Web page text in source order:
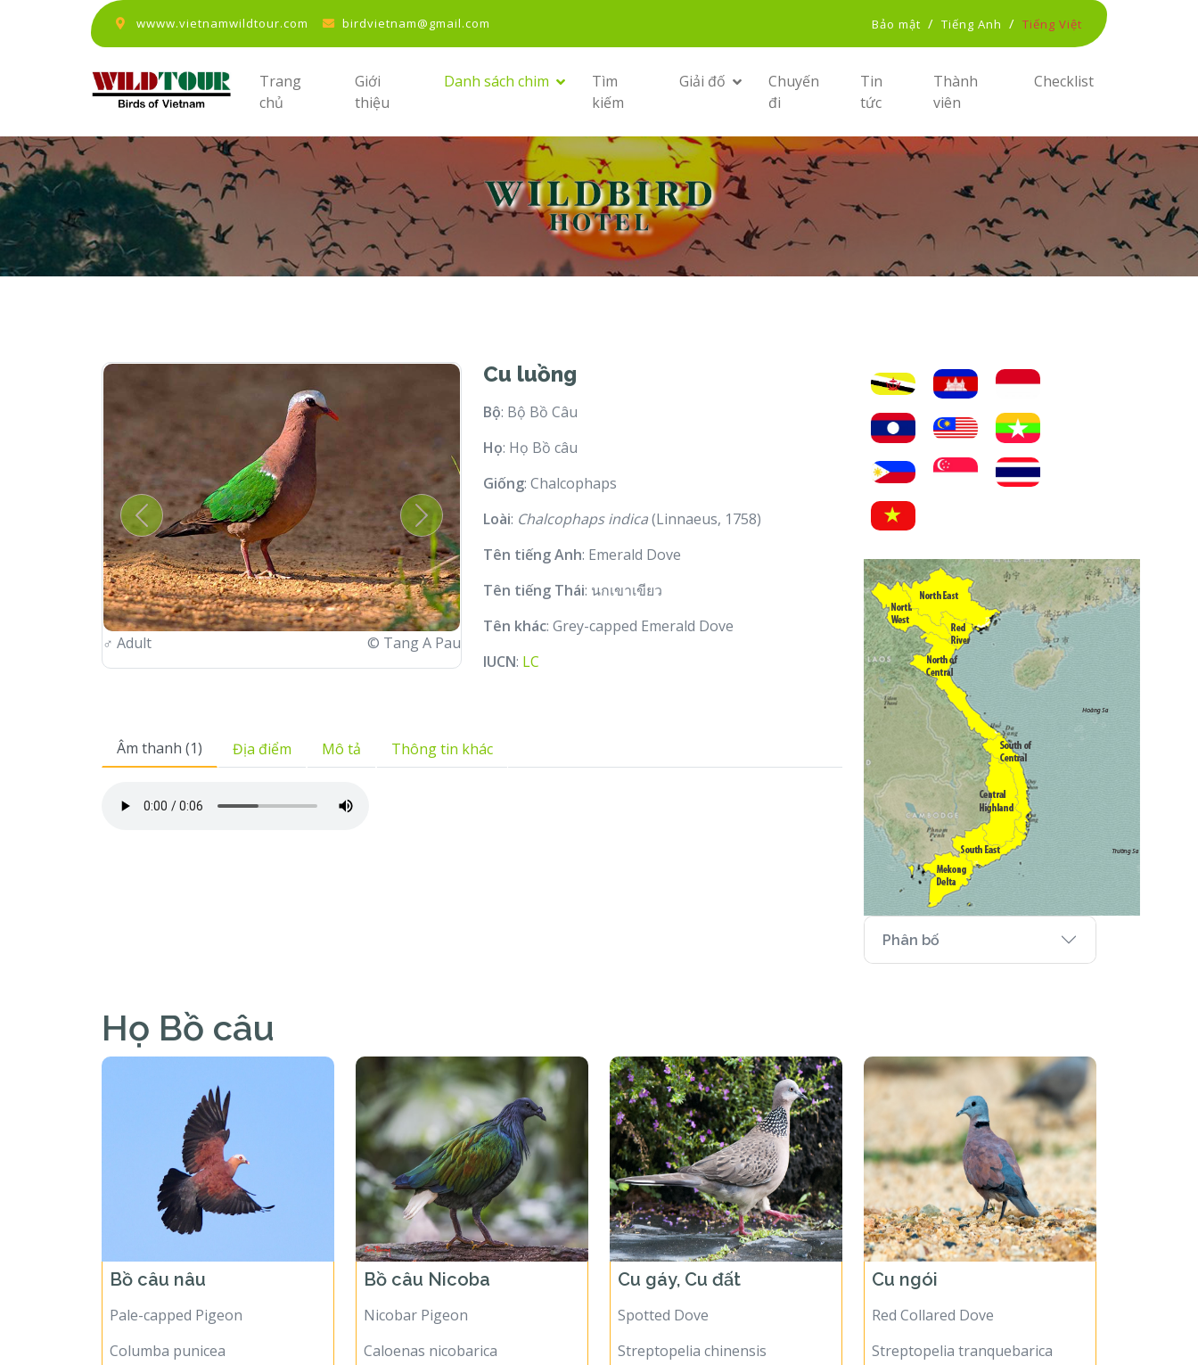
wwww.vietnamwildtour.com birdvietnam@gmail.com Bảo mật / Tiếng Anh / Tiếng Việt
Trang
chủ
Giới
thiệu
Danh sách chim
Tìm
kiếm
Giải đố
Chuyến
đi
Tin
tức
Thành
viên
Checklist
♂ Adult © Tang A Pau
Previous Next
Cu luồng
Bộ: Bộ Bồ Câu
Họ: Họ Bồ câu
Giống: Chalcophaps
Loài: Chalcophaps indica(Linnaeus, 1758)
Tên tiếng Anh: Emerald Dove
Tên tiếng Thái: นกเขาเขียว
Tên khác: Grey-capped Emerald Dove
IUCN: LC
Âm thanh (1) Địa điểm Mô tả Thông tin khác
Phân bố
Họ Bồ câu
Bồ câu nâu
Pale-capped Pigeon
Columba punicea
Bồ câu Nicoba
Nicobar Pigeon
Caloenas nicobarica
Cu gáy, Cu đất
Spotted Dove
Streptopelia chinensis
Cu ngói
Red Collared Dove
Streptopelia tranquebarica